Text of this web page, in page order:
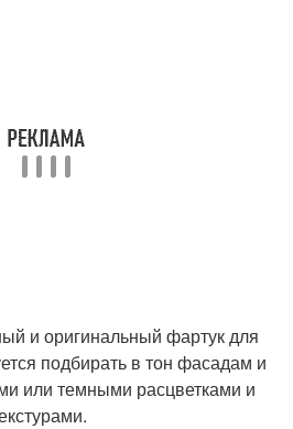
и оригинальный фартук для
подбирать в тон фасадам и
или темными расцветками и